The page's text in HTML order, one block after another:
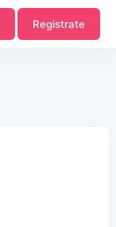
Registrate